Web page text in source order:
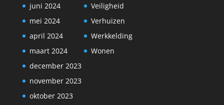
juni 2024
mei 2024
april 2024
maart 2024
december 2023
november 2023
oktober 2023
Veiligheid
Verhuizen
Werkkelding
Wonen